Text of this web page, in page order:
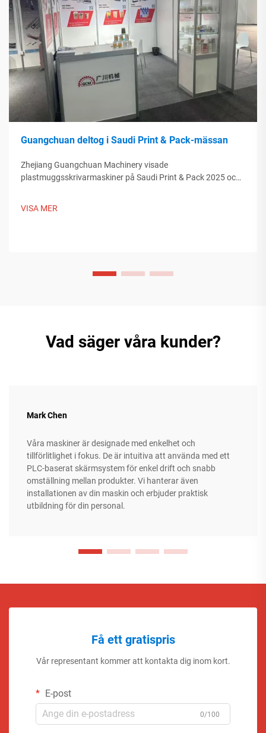
Guangchuan deltog i Saudi Print & Pack-mässan
Zhejiang Guangchuan Machinery visade
plastmuggsskrivarmaskiner på Saudi Print & Pack 2025 och
VISA MER
Vad säger våra kunder?
Mark Chen
Våra maskiner är designade med enkelhet och
tillförlitlighet i fokus. De är intuitiva att använda med ett
PLC-baserat skärmsystem för enkel drift och snabb
omställning mellan produkter. Vi hanterar även
installationen av din maskin och erbjuder praktisk
utbildning för din personal.
Få ett gratispris
Vår representant kommer att kontakta dig inom kort.
E-post
0/100